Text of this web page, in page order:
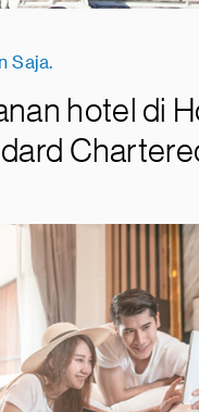
Saja.
hotel di